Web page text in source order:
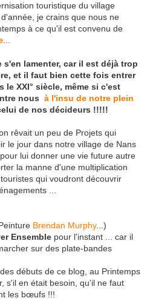
touristique du village
je crains que nous ne
à ce qu'il est convenu de
s'en lamenter, car il est déjà trop
et il faut bien cette fois entrer
XXI° siècle, même si c'est
nous à l'insu de notre plein
de nos décideurs !!!!!
rêvait un peu de Projets qui
le jour dans notre village de Nans
lui donner une vie future autre
la manne d'une multiplication
qui voudront découvrir
...
Brendan Murphy...)
Ensemble pour l'instant ... car il
sur des plate-bandes
débuts de ce blog, au Printemps
s'il en était besoin, qu'il ne faut
les bœufs !!!